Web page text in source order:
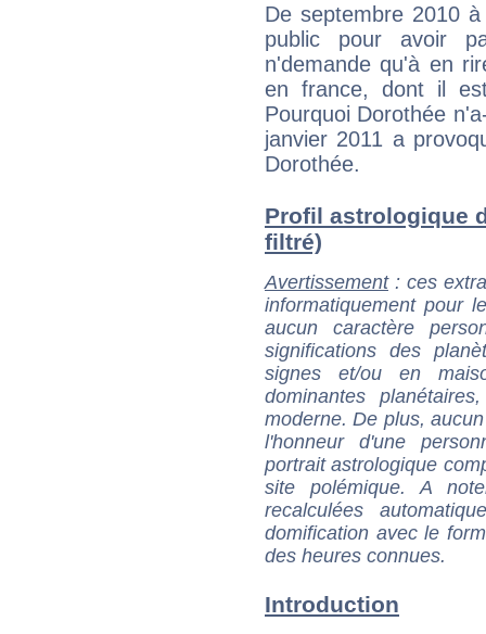
De septembre 2010
public pour avoir
n'demande qu'à en
en france, dont il
Pourquoi Dorothée
janvier 2011 a
Dorothée.
Profil astrologique
filtré)
Avertissement: ces
informatiquement pour
aucun caractère
significations des
signes et/ou en
dominantes
moderne. De plus,
l'honneur d'une
portrait astrologique
site polémique. A
recalculées
domification avec le
des heures connues.
Introduction